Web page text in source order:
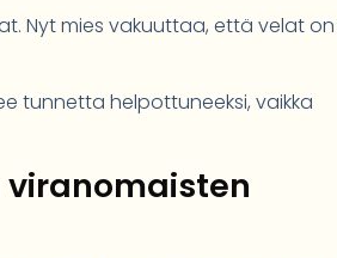
Nyt mies vakuuttaa, että velat on
tunnetta helpottuneeksi, vaikka
viranomaisten